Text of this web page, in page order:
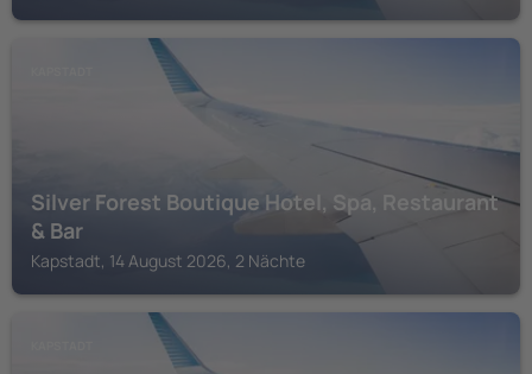
Silver Forest Boutique Hotel, Spa, Restaurant
& Bar
Kapstadt, 14 August 2026, 2 Nächte